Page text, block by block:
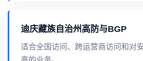
迪庆藏族自治州高防与BGP
适合全国访问、跨运营商访问和对